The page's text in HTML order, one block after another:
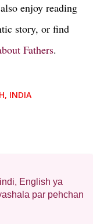
enjoy reading
story, or find
Fathers.
INDIA
English ya
par pehchan